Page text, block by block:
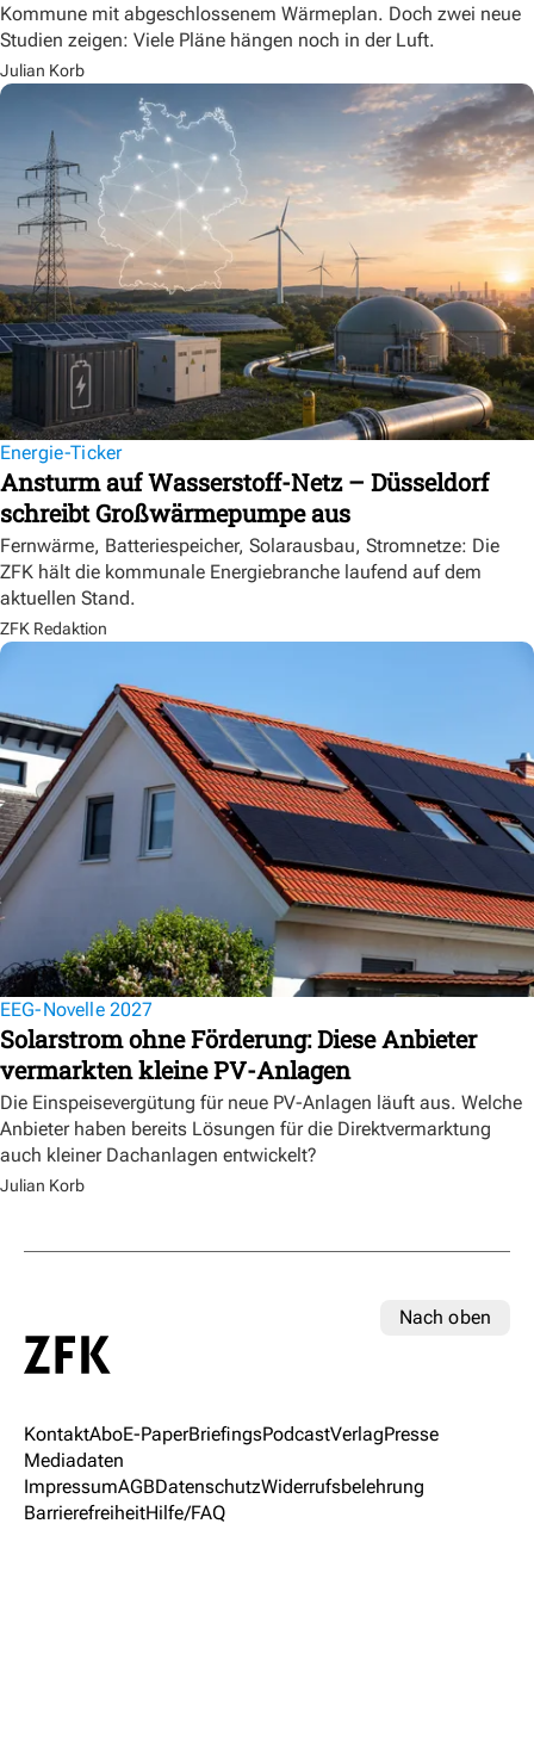
Kommune mit abgeschlossenem Wärmeplan. Doch zwei neue
Studien zeigen: Viele Pläne hängen noch in der Luft.
Julian Korb
Energie-Ticker
Ansturm auf Wasserstoff-Netz – Düsseldorf
schreibt Großwärmepumpe aus
Fernwärme, Batteriespeicher, Solarausbau, Stromnetze: Die
ZFK hält die kommunale Energiebranche laufend auf dem
aktuellen Stand.
ZFK Redaktion
EEG-Novelle 2027
Solarstrom ohne Förderung: Diese Anbieter
vermarkten kleine PV-Anlagen
Die Einspeisevergütung für neue PV-Anlagen läuft aus. Welche
Anbieter haben bereits Lösungen für die Direktvermarktung
auch kleiner Dachanlagen entwickelt?
Julian Korb
Nach oben
KontaktAboE-PaperBriefingsPodcastVerlagPresse
Mediadaten
ImpressumAGBDatenschutzWiderrufsbelehrung
BarrierefreiheitHilfe/FAQ